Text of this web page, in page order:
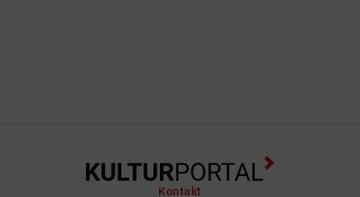
Kontakt